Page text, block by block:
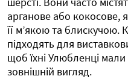
арганове або кокосове,
її м’якою та блискучою.
підходять для
щоб їхні Улюбленці
зовнішній вигляд.